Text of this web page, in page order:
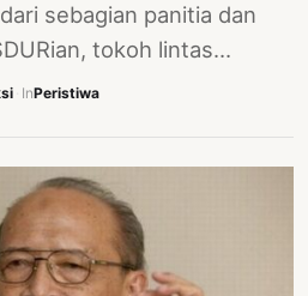
sebagian panitia dan
tokoh lintas…
InPeristiwa